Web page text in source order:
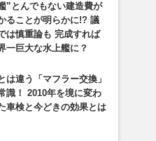
”とんでもない建造費が
ることが明らかに!? 議
は慎重論も 完成すれば
一巨大な水上艦に？
は違う「マフラー交換」
識！ 2010年を境に変わ
車検と今どきの効果とは